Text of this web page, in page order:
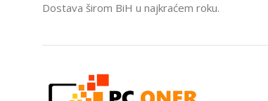
Dostava širom BiH u najkraćem roku.